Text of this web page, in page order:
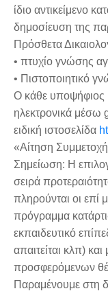
ίδιο αντικείμενο
δημοσίευση της
Πρόσθετα
• πτυχίο γνώσης
• Πιστοποιητικό
Ο κάθε υποψήφιος
ηλεκτρονικά μέσω
ειδική ιστοσελίδα
«Αίτηση
Σημείωση: Η
σειρά
πληρούνται οι επί
πρόγραμμα
εκπαιδευτικό
απαιτείται κλπ)
προσφερόμενων
Παραμένουμε στη